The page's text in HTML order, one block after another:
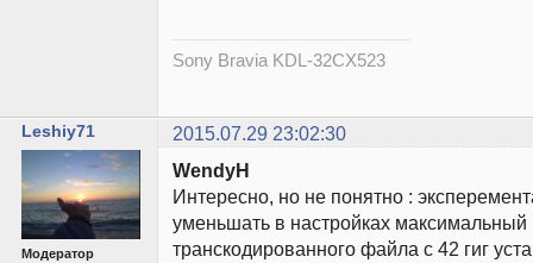
Sony Bravia KDL-32CX523
Leshiy71 2015.07.29 23:02:30
Модератор
WendyH
Интересно, но не понятно :
уменьшать в настройках максимальный
транскодированного файла с 42 гиг